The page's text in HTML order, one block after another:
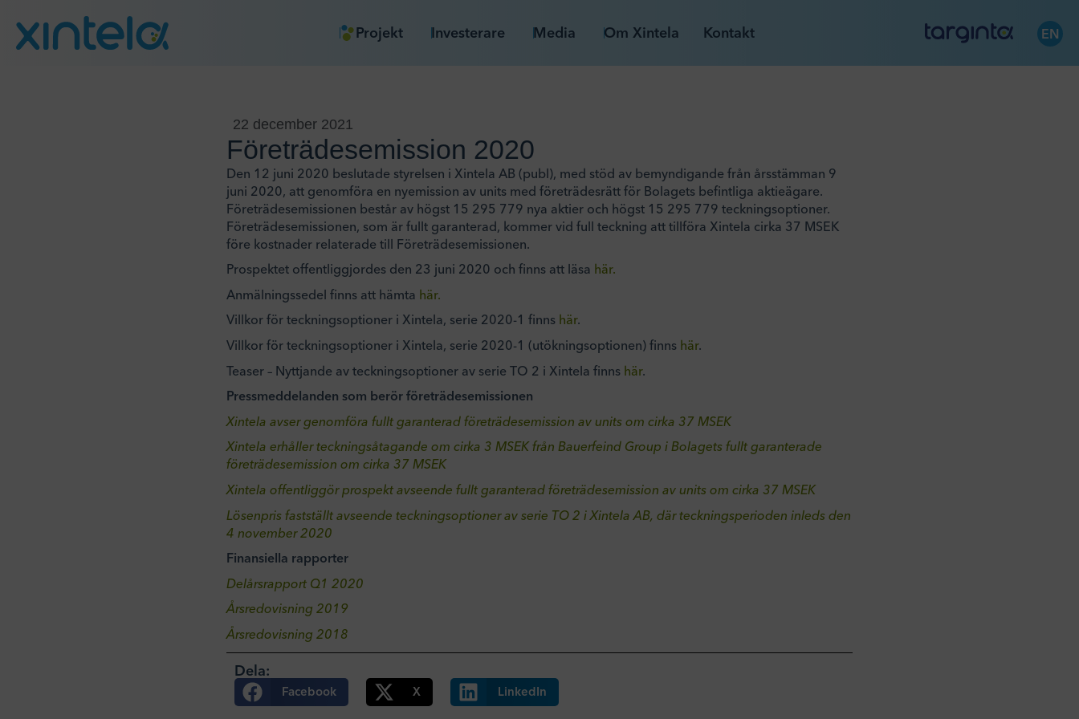
Projekt Investerare Media Om Xintela Kontakt EN
22 december 2021
Företrädesemission 2020
Den 12 juni 2020 beslutade styrelsen i Xintela AB (publ), med stöd av bemyndigande från årsstämman 9
juni 2020, att genomföra en nyemission av units med företrädesrätt för Bolagets befintliga aktieägare.
Företrädesemissionen består av högst 15 295 779 nya aktier och högst 15 295 779 teckningsoptioner.
Företrädesemissionen, som är fullt garanterad, kommer vid full teckning att tillföra Xintela cirka 37 MSEK
före kostnader relaterade till Företrädesemissionen.
Prospektet offentliggjordes den 23 juni 2020 och finns att läsa här.
Anmälningssedel finns att hämta här.
Villkor för teckningsoptioner i Xintela, serie 2020-1 finns här.
Villkor för teckningsoptioner i Xintela, serie 2020-1 (utökningsoptionen) finns här.
Teaser – Nyttjande av teckningsoptioner av serie TO 2 i Xintela finns här.
Pressmeddelanden som berör företrädesemissionen
Xintela avser genomföra fullt garanterad företrädesemission av units om cirka 37 MSEK
Xintela erhåller teckningsåtagande om cirka 3 MSEK från Bauerfeind Group i Bolagets fullt garanterade
företrädesemission om cirka 37 MSEK
Xintela offentliggör prospekt avseende fullt garanterad företrädesemission av units om cirka 37 MSEK
Lösenpris fastställt avseende teckningsoptioner av serie TO 2 i Xintela AB, där teckningsperioden inleds den
4 november 2020
Finansiella rapporter
Delårsrapport Q1 2020
Årsredovisning 2019
Årsredovisning 2018
Dela:
Facebook X LinkedIn